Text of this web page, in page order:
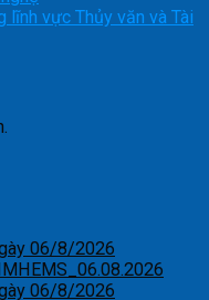
lĩnh vực Thủy văn và Tài
06/8/2026
06/8/2026